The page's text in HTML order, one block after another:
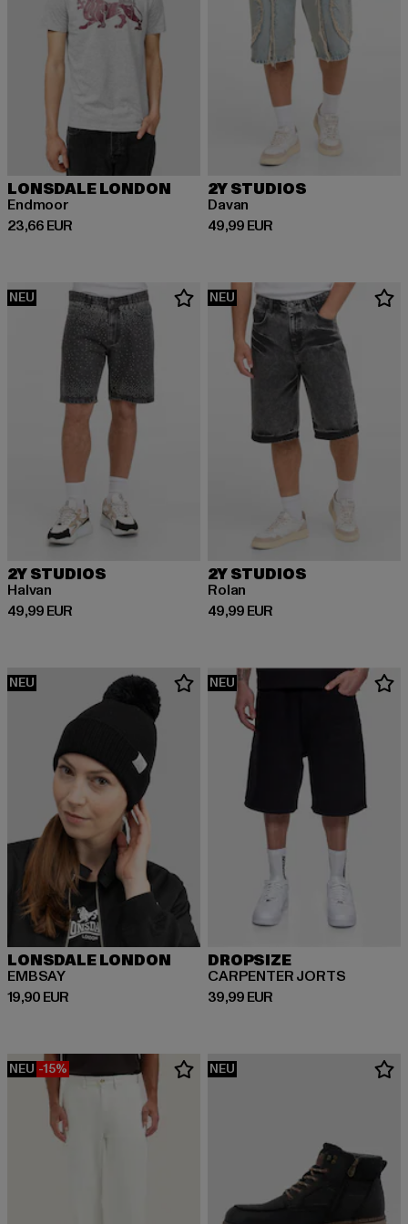
LONSDALE LONDON
Endmoor
23,66 EUR
Derzeitiger Preis: 23,66 EUR
2Y STUDIOS
Davan
49,99 EUR
Derzeitiger Preis: 49,99 EUR
NEU
2Y STUDIOS
Halvan
49,99 EUR
Derzeitiger Preis: 49,99 EUR
NEU
2Y STUDIOS
Rolan
49,99 EUR
Derzeitiger Preis: 49,99 EUR
NEU
LONSDALE LONDON
EMBSAY
19,90 EUR
Derzeitiger Preis: 19,90 EUR
NEU
DROPSIZE
CARPENTER JORTS
39,99 EUR
Derzeitiger Preis: 39,99 EUR
NEU -15% NEU